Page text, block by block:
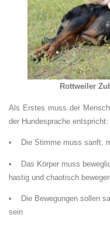
Rottweiler
Als Erstes muss der
der Hundesprache entspricht:
• Die Stimme muss sanft,
• Das Körper muss
hastig und chaotisch
• Die Bewegungen sollen
sein